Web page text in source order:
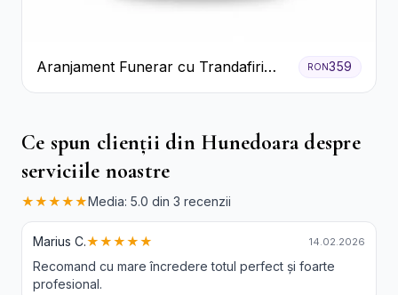
Aranjament Funerar cu Trandafiri
Albi Crizanteme Galbene și Crini
RON359
Ce spun clienții din Hunedoara despre
serviciile noastre
★★★★★Media: 5.0 din 3 recenzii
Marius C.★★★★★ 14.02.2026
Recomand cu mare încredere totul perfect și foarte
profesional.